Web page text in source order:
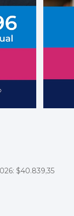
$40.839,35